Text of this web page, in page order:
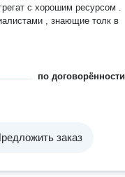
с хорошим ресурсом .
по договорённости
заказ